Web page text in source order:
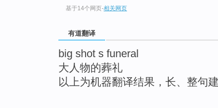
基于14个网页-相关网页
有道翻译
big shot s funeral
大人物的葬礼
以上为机器翻译结果，长、整句